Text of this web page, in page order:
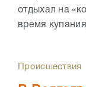
отдыхал на
время
Происшествия